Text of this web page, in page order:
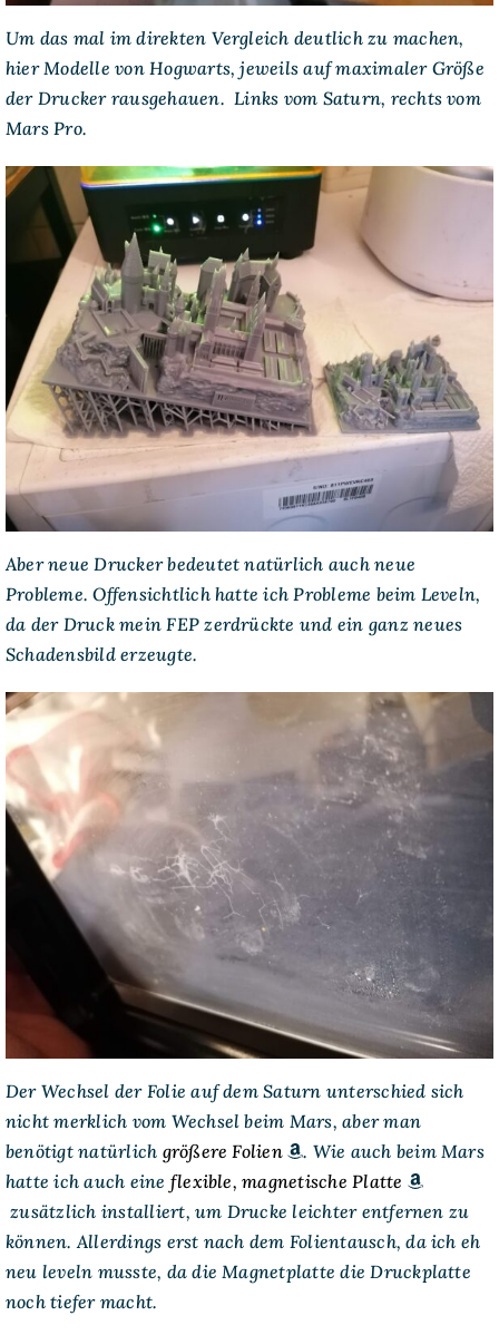
Um das mal im direkten Vergleich deutlich zu machen,
hier Modelle von Hogwarts, jeweils auf maximaler Größe
der Drucker rausgehauen. Links vom Saturn, rechts vom
Mars Pro.
Aber neue Drucker bedeutet natürlich auch neue
Probleme. Offensichtlich hatte ich Probleme beim Leveln,
da der Druck mein FEP zerdrückte und ein ganz neues
Schadensbild erzeugte.
Der Wechsel der Folie auf dem Saturn unterschied sich
nicht merklich vom Wechsel beim Mars, aber man
benötigt natürlich größere Folien
. Wie auch beim Mars
hatte ich auch eine flexible, magnetische Platte
zusätzlich installiert, um Drucke leichter entfernen zu
können. Allerdings erst nach dem Folientausch, da ich eh
neu leveln musste, da die Magnetplatte die Druckplatte
noch tiefer macht.